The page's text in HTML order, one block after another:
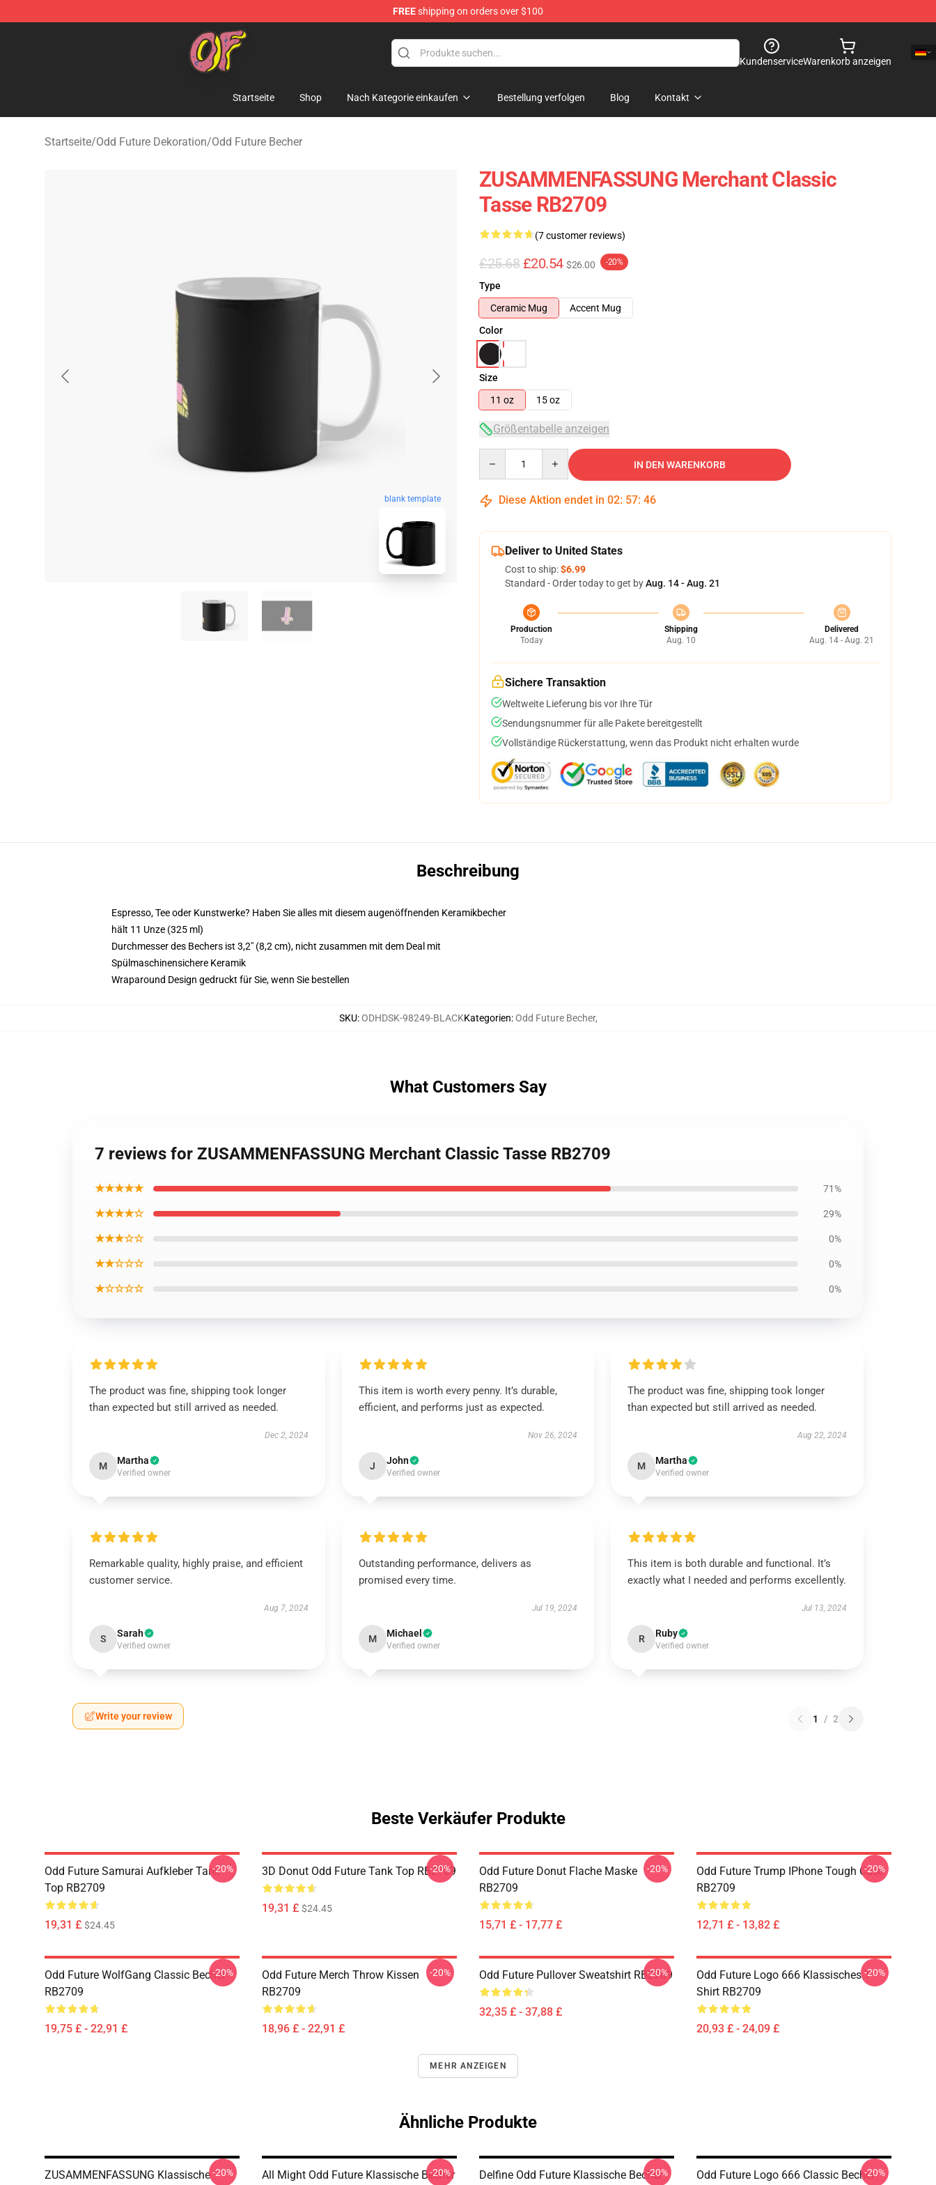
FREEshipping on orders over $100
Odd Future Shop - Official Odd Future Merchandise Store
KundenserviceWarenkorb anzeigen
Startseite Shop Nach Kategorie einkaufen Bestellung verfolgen Blog Kontakt
Startseite/Odd Future Dekoration/Odd Future Becher
blank template
ZUSAMMENFASSUNG Merchant Classic
Tasse RB2709
(7 customer reviews)
£25.68 £20.54 $26.00 -20%
Type
Ceramic Mug
Accent Mug
Color
Size
11 oz
15 oz
Größentabelle anzeigen
IN DEN WARENKORB
Diese Aktion endet in 02: 57: 45
Deliver to United States
Cost to ship:$6.99
Standard - Order today to get byAug. 14 - Aug. 21
Production
Today
Shipping
Aug. 10
Delivered
Aug. 14 - Aug. 21
Sichere Transaktion
Weltweite Lieferung bis vor Ihre Tür
Sendungsnummer für alle Pakete bereitgestellt
Vollständige Rückerstattung, wenn das Produkt nicht erhalten wurde
Beschreibung
Espresso, Tee oder Kunstwerke? Haben Sie alles mit diesem augenöffnenden Keramikbecher
hält 11 Unze (325 ml)
Durchmesser des Bechers ist 3,2" (8,2 cm), nicht zusammen mit dem Deal mit
Spülmaschinensichere Keramik
Wraparound Design gedruckt für Sie, wenn Sie bestellen
SKU:ODHDSK-98249-BLACKKategorien:Odd Future Becher,
What Customers Say
7 reviews for ZUSAMMENFASSUNG Merchant Classic Tasse RB2709
★★★★★ 71%
★★★★☆ 29%
★★★☆☆ 0%
★★☆☆☆ 0%
★☆☆☆☆ 0%
The product was fine, shipping took longer
than expected but still arrived as needed.
Dec 2, 2024
M Martha
Verified owner
This item is worth every penny. It’s durable,
efficient, and performs just as expected.
Nov 26, 2024
J John
Verified owner
The product was fine, shipping took longer
than expected but still arrived as needed.
Aug 22, 2024
M Martha
Verified owner
Remarkable quality, highly praise, and efficient
customer service.
Aug 7, 2024
S Sarah
Verified owner
Outstanding performance, delivers as
promised every time.
Jul 19, 2024
M Michael
Verified owner
This item is both durable and functional. It’s
exactly what I needed and performs excellently.
Jul 13, 2024
R Ruby
Verified owner
Write your review 1 / 2
Beste Verkäufer Produkte
Odd Future Samurai Aufkleber Tank
Top RB2709
19,31 £ $24.45
-20% 3D Donut Odd Future Tank Top RB2709
19,31 £ $24.45
-20%
Odd Future Donut Flache Maske
RB2709
15,71 £ - 17,77 £
-20%
Odd Future Trump IPhone Tough Case
RB2709
12,71 £ - 13,82 £
-20%
Odd Future WolfGang Classic Becher
RB2709
19,75 £ - 22,91 £
-20%
Odd Future Merch Throw Kissen
RB2709
18,96 £ - 22,91 £
-20% Odd Future Pullover Sweatshirt RB2709
32,35 £ - 37,88 £
-20%
Odd Future Logo 666 Klassisches T-
Shirt RB2709
20,93 £ - 24,09 £
-20%
MEHR ANZEIGEN
Ähnliche Produkte
ZUSAMMENFASSUNG Klassische-20%
All Might Odd Future Klassische Becher
-20%
Delfine Odd Future Klassische Becher
-20%
Odd Future Logo 666 Classic Becher-20%